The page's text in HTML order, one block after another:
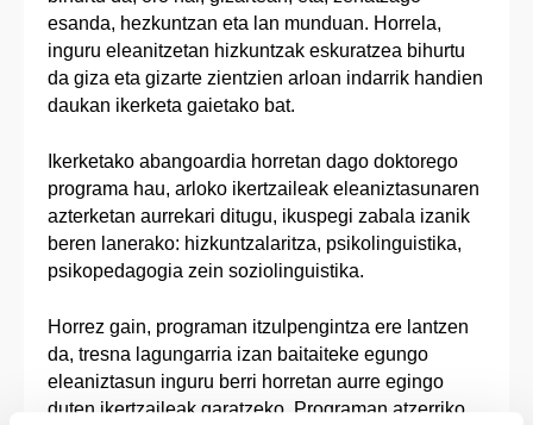
esanda, hezkuntzan eta lan munduan. Horrela,
inguru eleanitzetan hizkuntzak eskuratzea bihurtu
da giza eta gizarte zientzien arloan indarrik handien
daukan ikerketa gaietako bat.
Ikerketako abangoardia horretan dago doktorego
programa hau, arloko ikertzaileak eleaniztasunaren
azterketan aurrekari ditugu, ikuspegi zabala izanik
beren lanerako: hizkuntzalaritza, psikolinguistika,
psikopedagogia zein soziolinguistika.
Horrez gain, programan itzulpengintza ere lantzen
da, tresna lagungarria izan baitaiteke egungo
eleaniztasun inguru berri horretan aurre egingo
duten ikertzaileak garatzeko. Programan atzerriko